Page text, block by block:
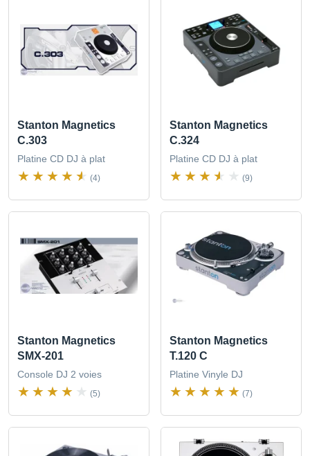
Stanton Magnetics
C.303
Platine CD DJ à plat
(4)
Stanton Magnetics
C.324
Platine CD DJ à plat
(9)
Stanton Magnetics
SMX-201
Console DJ 2 voies
(5)
Stanton Magnetics
T.120 C
Platine Vinyle DJ
(7)